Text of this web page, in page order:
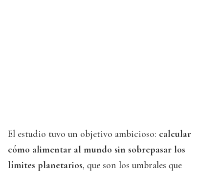
El estudio tuvo un objetivo ambicioso: calcular
cómo alimentar al mundo sin sobrepasar los
límites planetarios, que son los umbrales que